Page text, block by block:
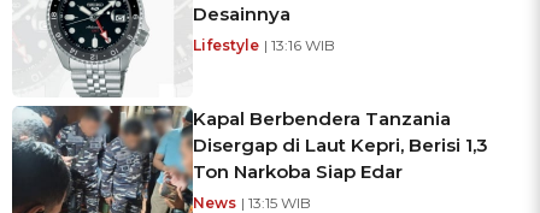
Desainnya
Lifestyle | 13:16 WIB
Kapal Berbendera Tanzania
Disergap di Laut Kepri, Berisi 1,3
Ton Narkoba Siap Edar
News | 13:15 WIB